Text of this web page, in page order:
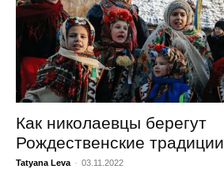
Как николаевцы берегут
Рождественские традиции
Tatyana Leva - 03.11.2022